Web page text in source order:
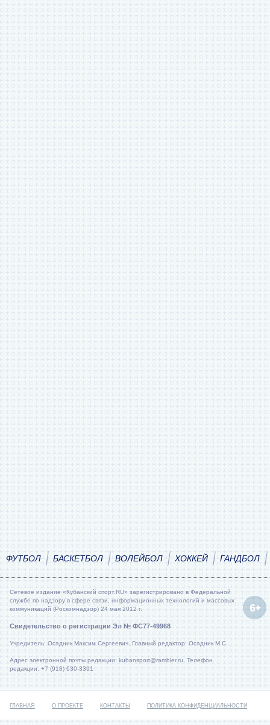
ФУТБОЛ БАСКЕТБОЛ ВОЛЕЙБОЛ ХОККЕЙ ГАНДБОЛ
Сетевое издание «Кубанский спорт.RU» зарегистрировано в Федеральной
службе по надзору в сфере связи, информационных технологий и массовых
коммуникаций (Роскомнадзор) 24 мая 2012 г.
Свидетельство о регистрации Эл № ФС77-49968
Учредитель: Осадник Максим Сергеевич. Главный редактор: Осадник М.С.
Адрес электронной почты редакции: kubansport@rambler.ru. Телефон
редакции: +7 (918) 630-3391
ГЛАВНАЯ О ПРОЕКТЕ КОНТАКТЫ ПОЛИТИКА КОНФИДЕНЦИАЛЬНОСТИ